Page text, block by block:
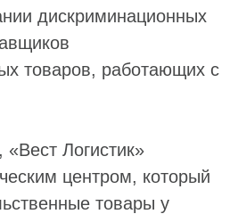
дискриминационных
товаров, работающих с
Логистик»
центром, который
товары у